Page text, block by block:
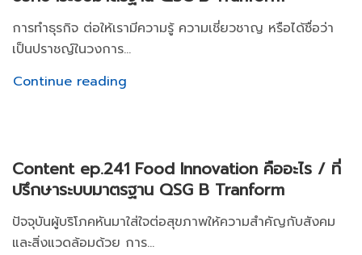
การทำธุรกิจ ต่อให้เรามีความรู้ ความเชี่ยวชาญ หรือได้ชื่อว่า
เป็นปราชญ์ในวงการ...
Continue reading
Content ep.241 Food Innovation คืออะไร / ที่
ปรึกษาระบบมาตรฐาน QSG B Tranform
ปัจจุบันผู้บริโภคหันมาใส่ใจต่อสุขภาพให้ความสำคัญกับสังคม
และสิ่งแวดล้อมด้วย การ...